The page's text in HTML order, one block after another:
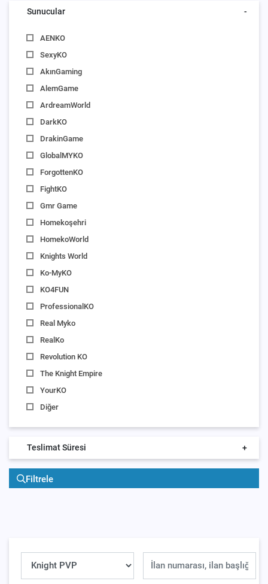
Sunucular -
AENKO
SexyKO
AkınGaming
AlemGame
ArdreamWorld
DarkKO
DrakinGame
GlobalMYKO
ForgottenKO
FightKO
Gmr Game
Homekoşehri
HomekoWorld
Knights World
Ko-MyKO
KO4FUN
ProfessionalKO
Real Myko
RealKo
Revolution KO
The Knight Empire
YourKO
Diğer
Teslimat Süresi +
Filtrele